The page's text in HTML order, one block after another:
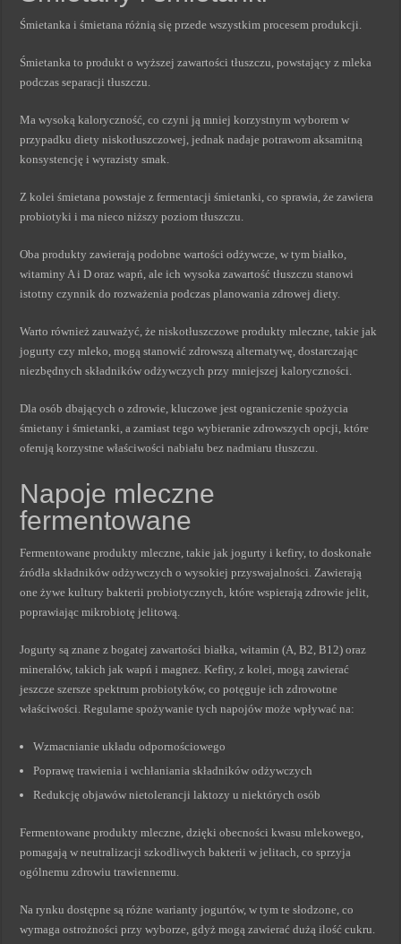
Śmietanka i śmietana różnią się przede wszystkim procesem produkcji.
Śmietanka to produkt o wyższej zawartości tłuszczu, powstający z mleka
podczas separacji tłuszczu.
Ma wysoką kaloryczność, co czyni ją mniej korzystnym wyborem w
przypadku diety niskotłuszczowej, jednak nadaje potrawom aksamitną
konsystencję i wyrazisty smak.
Z kolei śmietana powstaje z fermentacji śmietanki, co sprawia, że zawiera
probiotyki i ma nieco niższy poziom tłuszczu.
Oba produkty zawierają podobne wartości odżywcze, w tym białko,
witaminy A i D oraz wapń, ale ich wysoka zawartość tłuszczu stanowi
istotny czynnik do rozważenia podczas planowania zdrowej diety.
Warto również zauważyć, że niskotłuszczowe produkty mleczne, takie jak
jogurty czy mleko, mogą stanowić zdrowszą alternatywę, dostarczając
niezbędnych składników odżywczych przy mniejszej kaloryczności.
Dla osób dbających o zdrowie, kluczowe jest ograniczenie spożycia
śmietany i śmietanki, a zamiast tego wybieranie zdrowszych opcji, które
oferują korzystne właściwości nabiału bez nadmiaru tłuszczu.
Napoje mleczne
fermentowane
Fermentowane produkty mleczne, takie jak jogurty i kefiry, to doskonałe
źródła składników odżywczych o wysokiej przyswajalności. Zawierają
one żywe kultury bakterii probiotycznych, które wspierają zdrowie jelit,
poprawiając mikrobiotę jelitową.
Jogurty są znane z bogatej zawartości białka, witamin (A, B2, B12) oraz
minerałów, takich jak wapń i magnez. Kefiry, z kolei, mogą zawierać
jeszcze szersze spektrum probiotyków, co potęguje ich zdrowotne
właściwości. Regularne spożywanie tych napojów może wpływać na:
Wzmacnianie układu odpornościowego
Poprawę trawienia i wchłaniania składników odżywczych
Redukcję objawów nietolerancji laktozy u niektórych osób
Fermentowane produkty mleczne, dzięki obecności kwasu mlekowego,
pomagają w neutralizacji szkodliwych bakterii w jelitach, co sprzyja
ogólnemu zdrowiu trawiennemu.
Na rynku dostępne są różne warianty jogurtów, w tym te słodzone, co
wymaga ostrożności przy wyborze, gdyż mogą zawierać dużą ilość cukru.